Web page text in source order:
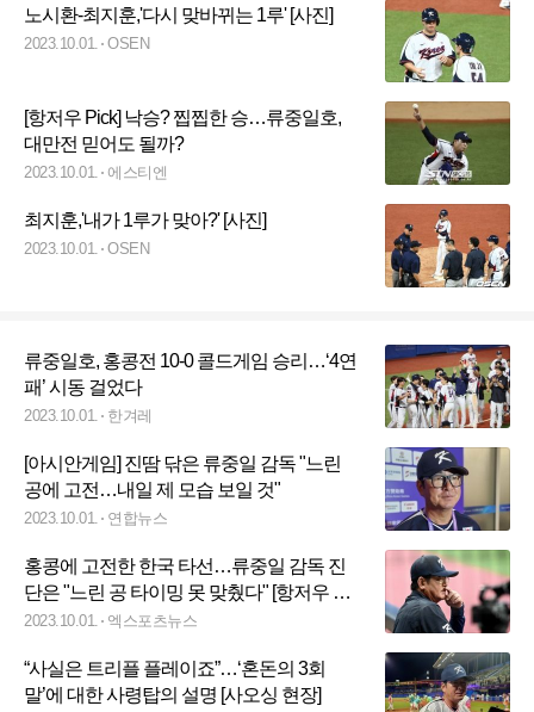
노시환-최지훈,'다시 맞바뀌는 1루' [사진]
2023.10.01. OSEN
[항저우 Pick] 낙승? 찝찝한 승…류중일호,
대만전 믿어도 될까?
2023.10.01. 에스티엔
최지훈,'내가 1루가 맞아?' [사진]
2023.10.01. OSEN
류중일호, 홍콩전 10-0 콜드게임 승리…‘4연
패’ 시동 걸었다
2023.10.01. 한겨레
[아시안게임] 진땀 닦은 류중일 감독 "느린
공에 고전…내일 제 모습 보일 것"
2023.10.01. 연합뉴스
홍콩에 고전한 한국 타선…류중일 감독 진
단은 "느린 공 타이밍 못 맞췄다" [항저우 인
터뷰]
2023.10.01. 엑스포츠뉴스
“사실은 트리플 플레이죠”…‘혼돈의 3회
말’에 대한 사령탑의 설명 [사오싱 현장]